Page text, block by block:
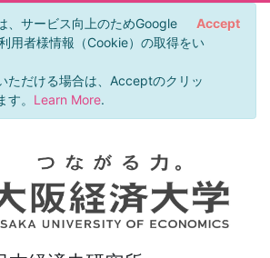
、サービス向上のためGoogle
用者様情報（Cookie）の取得をい
ただける場合は、Acceptのクリッ
。 Learn More.
Accept